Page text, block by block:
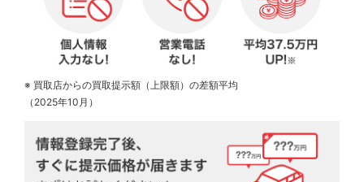
※ 買取店からの買取提示額（上限額）の差額平均
（2025年10月）